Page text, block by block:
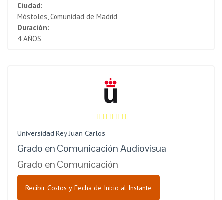
Ciudad:
Móstoles, Comunidad de Madrid
Duración:
4 AÑOS
Universidad Rey Juan Carlos
Grado en Comunicación Audiovisual
Grado en Comunicación
Recibir Costos y Fecha de Inicio al Instante